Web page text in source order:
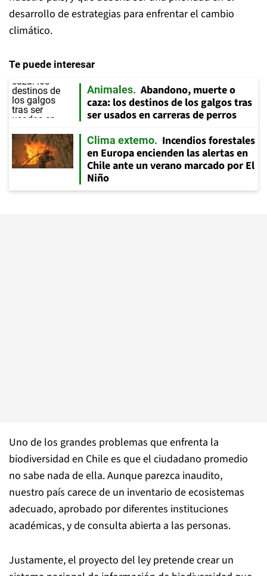
desarrollo de estrategias para enfrentar el cambio
climático.
Te puede interesar
Animales
Abandono, muerte o
caza: los destinos de los galgos tras
ser usados en carreras de perros
Clima extemo
Incendios forestales
en Europa encienden las alertas en
Chile ante un verano marcado por El
Niño
Uno de los grandes problemas que enfrenta la
biodiversidad en Chile es que el ciudadano promedio
no sabe nada de ella. Aunque parezca inaudito,
nuestro país carece de un inventario de ecosistemas
adecuado, aprobado por diferentes instituciones
académicas, y de consulta abierta a las personas.
Justamente, el proyecto del ley pretende crear un